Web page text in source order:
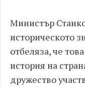
Министър
историческото
отбеляза, че
история на
дружество